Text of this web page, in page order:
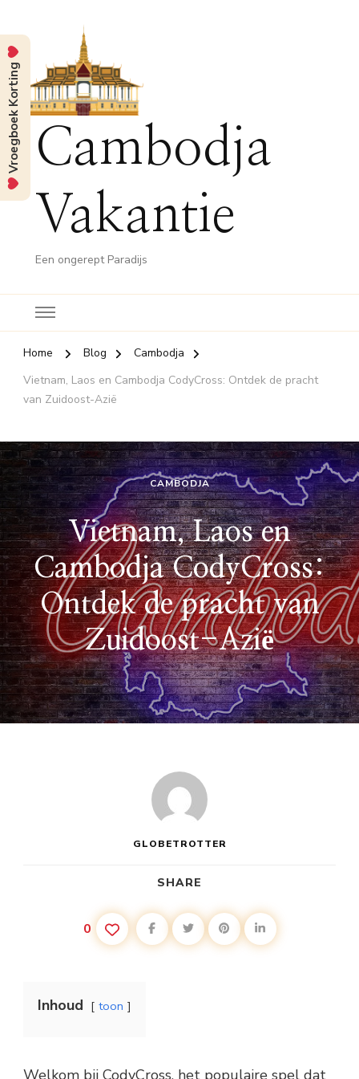
Cambodja
Vakantie
Een ongerept Paradijs
Home Blog
Cambodja
Vietnam, Laos en Cambodja CodyCross: Ontdek de pracht
van Zuidoost-Azië
CAMBODJA
Vietnam, Laos en
Cambodja CodyCross:
Ontdek de pracht van
Zuidoost-Azië
GLOBETROTTER
SHARE
0
Inhoud toon
Vroegboek Korting